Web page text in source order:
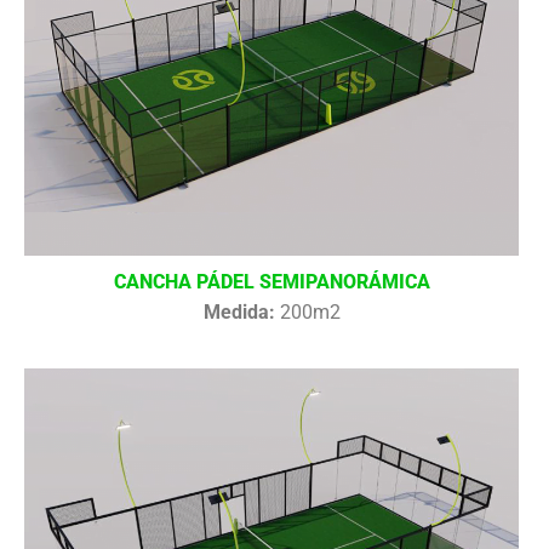
CANCHA PÁDEL SEMIPANORÁMICA
Medida: 200m2